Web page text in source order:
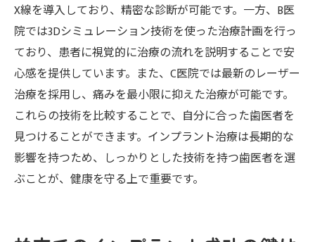
X線を導入しており、精密な診断が可能です。一方、B医
院では3Dシミュレーション技術を使った治療計画を行っ
ており、患者に視覚的に治療の流れを説明することで安
心感を提供しています。また、C医院では最新のレーザー
治療を採用し、痛みを最小限に抑えた治療が可能です。
これらの技術を比較することで、自分に合った歯医者を
見つけることができます。インプラント治療は長期的な
影響を持つため、しっかりとした技術を持つ歯医者を選
ぶことが、健康を守る上で重要です。